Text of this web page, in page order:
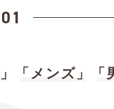
「メンズ」 「